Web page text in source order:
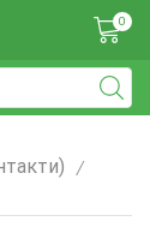
0
/